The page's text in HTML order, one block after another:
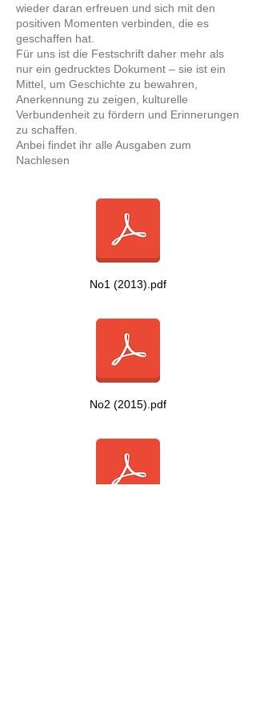
wieder daran erfreuen und sich mit den
positiven Momenten verbinden, die es
geschaffen hat.
Für uns ist die Festschrift daher mehr als
nur ein gedrucktes Dokument – sie ist ein
Mittel, um Geschichte zu bewahren,
Anerkennung zu zeigen, kulturelle
Verbundenheit zu fördern und Erinnerungen
zu schaffen.
Anbei findet ihr alle Ausgaben zum
Nachlesen
No1 (2013).pdf
No2 (2015).pdf